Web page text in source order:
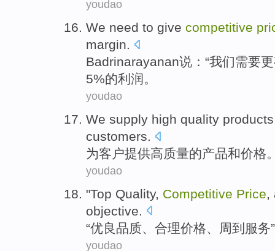
youdao
We need to give competitive
margin.
Badrinarayanan说：“我们需要
5%的利润。
youdao
We supply high quality products
customers.
为客户提供高质量的产品和价格
youdao
"Top Quality, Competitive Price
objective
“优良品质、 合理价格 周到服务”
youdao